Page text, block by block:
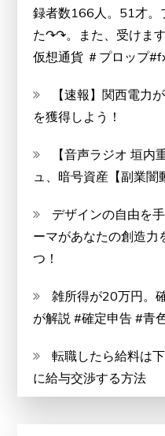
録者数166人。51才。
た↷↷。また、受けま
仮想通貨 ＃プロップ
【速報】関西電力
を獲得しよう！
【音声ラジオ 垣
ュ、暗号資産【副業闇
デザインの自由を
ーマがあなたの創造力
つ！
雑所得が20万円。
が解説 #確定申告 #青
転職したら給料は
に給与交渉する方法